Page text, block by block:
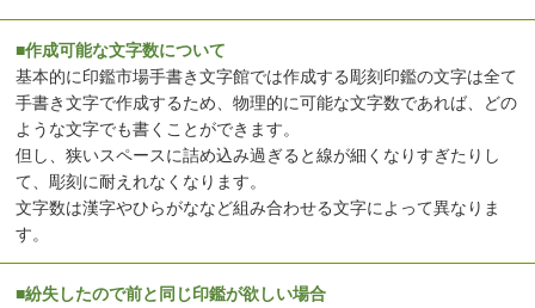
■作成可能な文字数について
基本的に印鑑市場手書き文字館では作成する彫刻印鑑の文字は全て
手書き文字で作成するため、物理的に可能な文字数であれば、どの
ような文字でも書くことができます。
但し、狭いスペースに詰め込み過ぎると線が細くなりすぎたりし
て、彫刻に耐えれなくなります。
文字数は漢字やひらがななど組み合わせる文字によって異なりま
す。
■紛失したので前と同じ印鑑が欲しい場合